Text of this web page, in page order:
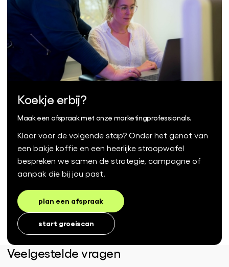
Koekje erbij?
Maak een afspraak met onze marketingprofessionals.
Klaar voor de volgende stap? Onder het genot van
een bakje koffie en een heerlijke stroopwafel
bespreken we samen de strategie, campagne of
aanpak die bij jou past.
plan een afspraak
start groeiscan
Veelgestelde vragen